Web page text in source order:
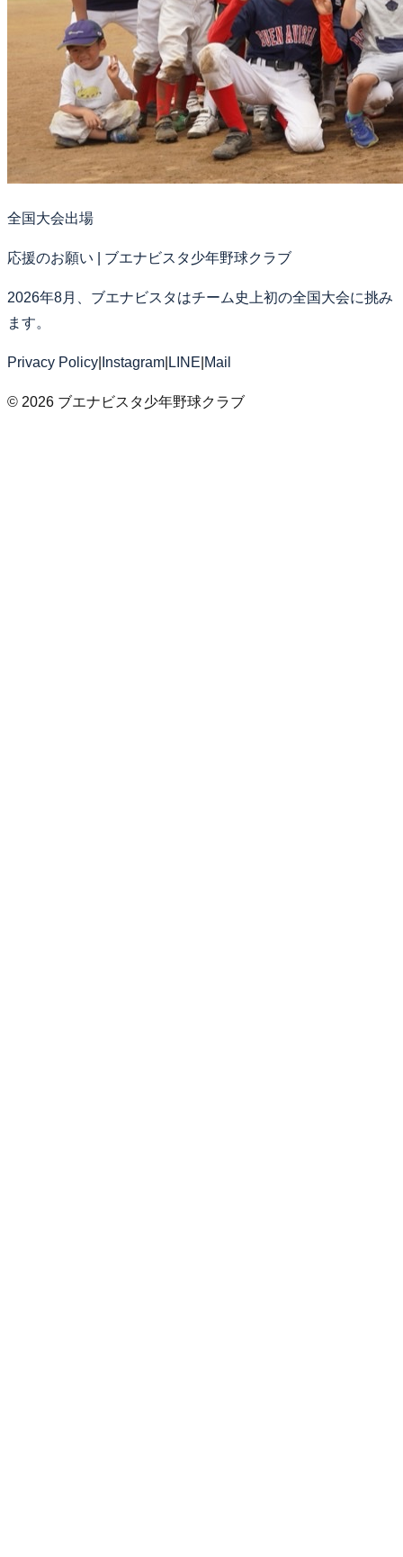
全国大会出場
応援のお願い | ブエナビスタ少年野球クラブ
2026年8月、ブエナビスタはチーム史上初の全国大会に挑み
ます。
Privacy Policy Instagram LINE Mail
© 2026 ブエナビスタ少年野球クラブ